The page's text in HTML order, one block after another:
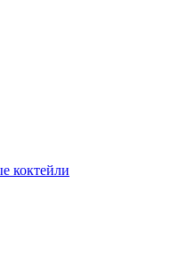
коктейли